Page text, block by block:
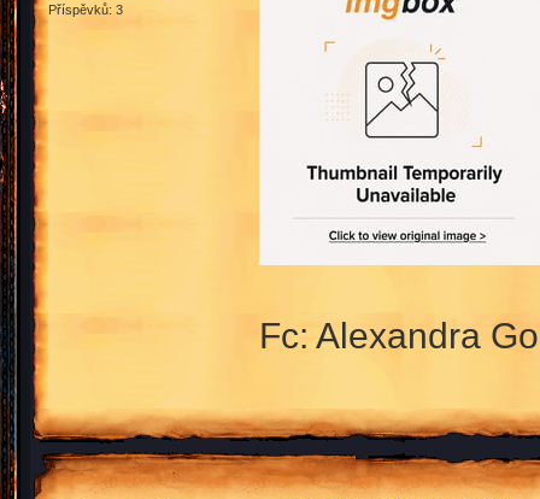
Příspěvků: 3
Fc: Alexandra